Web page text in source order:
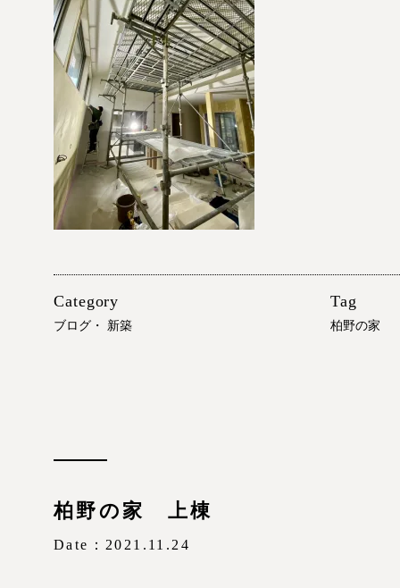
Category
ブログ ・ 新築
Tag
柏野の家
柏野の家 上棟
Date：2021.11.24